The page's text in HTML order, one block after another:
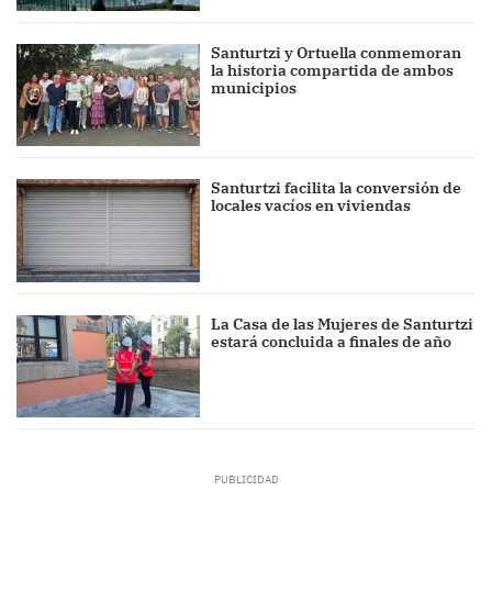
Santurtzi y Ortuella conmemoran
la historia compartida de ambos
municipios
Santurtzi facilita la conversión de
locales vacíos en viviendas
La Casa de las Mujeres de Santurtzi
estará concluida a finales de año